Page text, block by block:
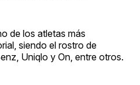
de los atletas más
siendo el rostro de
Uniqlo y On, entre otros.